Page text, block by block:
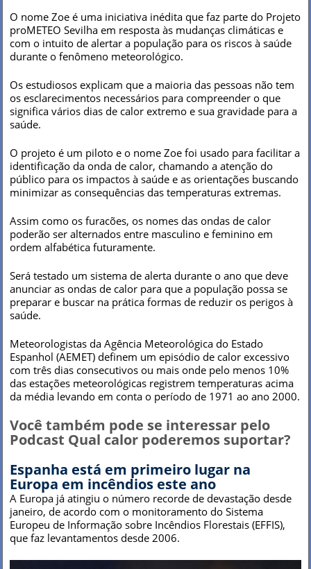
O nome Zoe é uma iniciativa inédita que faz parte do Projeto
proMETEO Sevilha em resposta às mudanças climáticas e
com o intuito de alertar a população para os riscos à saúde
durante o fenômeno meteorológico.
Os estudiosos explicam que a maioria das pessoas não tem
os esclarecimentos necessários para compreender o que
significa vários dias de calor extremo e sua gravidade para a
saúde.
O projeto é um piloto e o nome Zoe foi usado para facilitar a
identificação da onda de calor, chamando a atenção do
público para os impactos à saúde e as orientações buscando
minimizar as consequências das temperaturas extremas.
Assim como os furacões, os nomes das ondas de calor
poderão ser alternados entre masculino e feminino em
ordem alfabética futuramente.
Será testado um sistema de alerta durante o ano que deve
anunciar as ondas de calor para que a população possa se
preparar e buscar na prática formas de reduzir os perigos à
saúde.
Meteorologistas da Agência Meteorológica do Estado
Espanhol (AEMET) definem um episódio de calor excessivo
com três dias consecutivos ou mais onde pelo menos 10%
das estações meteorológicas registrem temperaturas acima
da média levando em conta o período de 1971 ao ano 2000.
Você também pode se interessar pelo
Podcast Qual calor poderemos suportar?
Espanha está em primeiro lugar na
Europa em incêndios este ano
A Europa já atingiu o número recorde de devastação desde
janeiro, de acordo com o monitoramento do Sistema
Europeu de Informação sobre Incêndios Florestais (EFFIS),
que faz levantamentos desde 2006.